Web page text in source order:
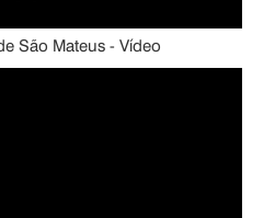
São Mateus - Vídeo